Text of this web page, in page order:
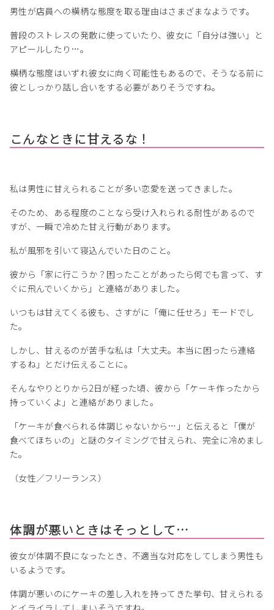
男性が店員への横柄な態度を取る理由はさまざまなようです。
普段のストレスの発散に使っていたり、彼女に「自分は強い」と
アピールしたり…。
横柄な態度はいずれ彼女に向く可能性もあるので、そうなる前に
彼としっかり話し合いをする必要がありそうですね。
こんなときに甘えるな！
私は男性に甘えられることが多い恋愛を送ってきました。
そのため、ある程度のことなら受け入れられる耐性があるので
すが、一瞬で冷めた甘え行動があります。
私が風邪を引いて寝込んでいた日のこと。
彼から「家に行こうか？困ったことがあったら何でも言って、す
ぐに飛んでいくから」と連絡がありました。
いつもは甘えてくる彼も、さすがに「俺に任せろ」モードでし
た。
しかし、甘えるのが苦手な私は「大丈夫。本当に困ったら連絡
するね」とだけ伝えることに。
そんなやりとりから2日が経った頃、彼から「ケーキ作ったから
持っていくよ」と連絡がありました。
「ケーキが食べられる体調じゃないから…」と伝えると「僕が
食べてほちぃの」と謎のタイミングで甘えられ、完全に冷めまし
た。
（女性／フリーランス）
体調が悪いときはそっとして…
彼女が体調不良になったとき、不適当な対応をしてしまう男性も
いるようです。
体調が悪いのにケーキの差し入れを持ってきた挙句、甘えられる
とイライラしてしまいそうですね。